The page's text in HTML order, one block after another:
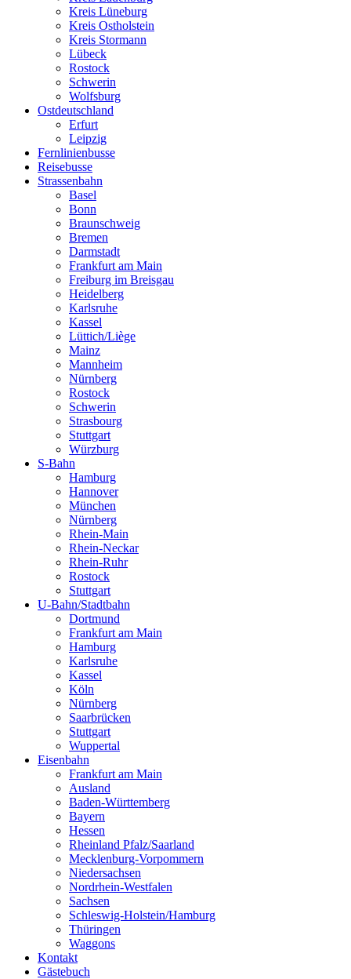
Kreis Lüneburg
Kreis Ostholstein
Kreis Stormann
Lübeck
Rostock
Schwerin
Wolfsburg
Ostdeutschland
Erfurt
Leipzig
Fernlinienbusse
Reisebusse
Strassenbahn
Basel
Bonn
Braunschweig
Bremen
Darmstadt
Frankfurt am Main
Freiburg im Breisgau
Heidelberg
Karlsruhe
Kassel
Lüttich/Liège
Mainz
Mannheim
Nürnberg
Rostock
Schwerin
Strasbourg
Stuttgart
Würzburg
S-Bahn
Hamburg
Hannover
München
Nürnberg
Rhein-Main
Rhein-Neckar
Rhein-Ruhr
Rostock
Stuttgart
U-Bahn/Stadtbahn
Dortmund
Frankfurt am Main
Hamburg
Karlsruhe
Kassel
Köln
Nürnberg
Saarbrücken
Stuttgart
Wuppertal
Eisenbahn
Frankfurt am Main
Ausland
Baden-Württemberg
Bayern
Hessen
Rheinland Pfalz/Saarland
Mecklenburg-Vorpommern
Niedersachsen
Nordrhein-Westfalen
Sachsen
Schleswig-Holstein/Hamburg
Thüringen
Waggons
Kontakt
Gästebuch